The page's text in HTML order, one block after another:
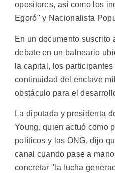
opositores, así como los
Egoró" y Nacionalista
En un documento suscrito
debate en un balneario
la capital, los
continuidad del enclave
obstáculo para el
La diputada y presidenta
Young, quien actuó como
políticos y las ONG, dijo
canal cuando pase a
concretar "la lucha